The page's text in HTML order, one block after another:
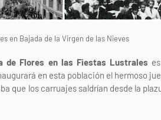
en Bajada de la Virgen de las Nieves
de Flores en las Fiestas Lustrales
en esta población el hermoso
que los carruajes saldrían desde la